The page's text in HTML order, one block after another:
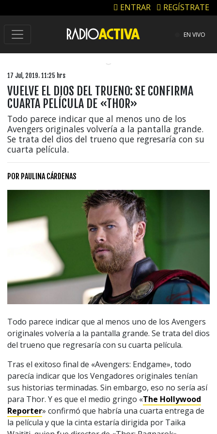
ENTRAR REGÍSTRATE
EN VIVO
17 Jul, 2019. 11:25 hrs
VUELVE EL DIOS DEL TRUENO: SE CONFIRMA
CUARTA PELÍCULA DE «THOR»
Todo parece indicar que al menos uno de los
Avengers originales volvería a la pantalla grande.
Se trata del dios del trueno que regresaría con su
cuarta película.
POR PAULINA CÁRDENAS
Todo parece indicar que al menos uno de los Avengers
originales volvería a la pantalla grande. Se trata del dios
del trueno que regresaría con su cuarta película.
Tras el exitoso final de «Avengers: Endgame», todo
parecía indicar que los Vengadores originales tenían
sus historias terminadas. Sin embargo, eso no sería así
para Thor. Y es que el medio gringo «The Hollywood
Reporter» confirmó que habría una cuarta entrega de
la película y que la cinta estaría dirigida por Taika